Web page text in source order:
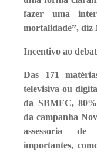
fazer uma
mortalidade”, diz
Incentivo ao
Das 171
televisiva ou
da SBMFC,
da campanha
assessoria de
importantes,